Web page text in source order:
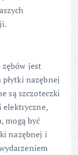
jest
nazębnej
są szczoteczki
elektryczne,
mogą być
nazębnej i